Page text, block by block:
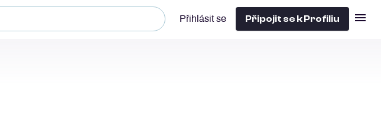
Přihlásit se Připojit se k Profiliu